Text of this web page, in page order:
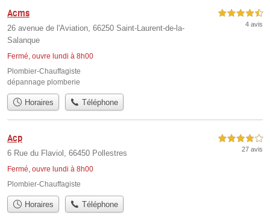
Acms
26 avenue de l'Aviation, 66250 Saint-Laurent-de-la-
Salanque
Fermé, ouvre lundi à 8h00
4,5 étoiles sur 5
4 avis
Plombier-Chauffagiste
dépannage plomberie
Horaires Téléphone
Acp
6 Rue du Flaviol, 66450 Pollestres
Fermé, ouvre lundi à 8h00
4,0 étoiles sur 5
27 avis
Plombier-Chauffagiste
Horaires Téléphone